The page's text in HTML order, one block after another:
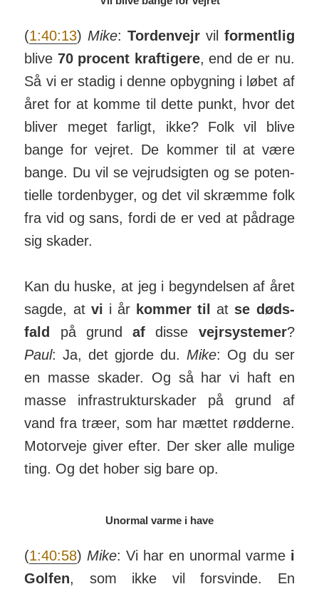
(1:40:13) Mike:Tor­den­vejr vil for­mentlig
blive 70 pro­cent kraf­tigere, end de er nu.
Så vi er stadig i denne op­byg­ning i løbet af
året for at komme til dette punkt, hvor det
bliver meget farligt, ikke? Folk vil blive
bange for vejret. De kommer til at være
bange. Du vil se vejr­ud­sigten og se poten­
tielle tor­den­byger, og det vil skræmme folk
fra vid og sans, fordi de er ved at på­drage
sig skader.
Kan du huske, at jeg i begyndelsen af året
sagde, at vi i år kommer til at se døds­
fald på grundaf disse vejr­sy­stemer?
Paul: Ja, det gjorde du. Mike: Og du ser
en masse skader. Og så har vi haft en
masse in­fra­struk­tur­skader på grund af
vand fra træer, som har mættet rød­derne.
Motor­veje giver efter. Der sker alle mulige
ting. Og det hober sig bare op.
Unormal varme i have
(1:40:58) Mike: Vi har en unormal varme i
Golfen, som ikke vil for­svinde. En